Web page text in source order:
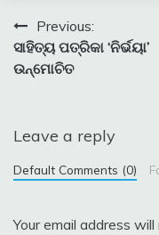
Post
navigation
Previous:
ସାହିତ୍ୟ ପତ୍ରିକା ‘ନିର୍ଭୟା’
ଉନ୍ମୋଚିତ
Leave a reply
Default Comments (0)
Your email address